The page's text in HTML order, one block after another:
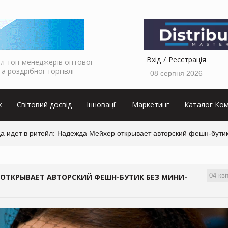
топ-менеджерів оптової
роздрібної торгівлі
Вхід Реєстрація
08 серпня 2026
Світовий досвід Інновації Маркетинг Каталог
идет в ритейл: Надежда Мейхер открывает авторский фешн-
04
АВТОРСКИЙ ФЕШН-БУТИК БЕЗ МИНИ-